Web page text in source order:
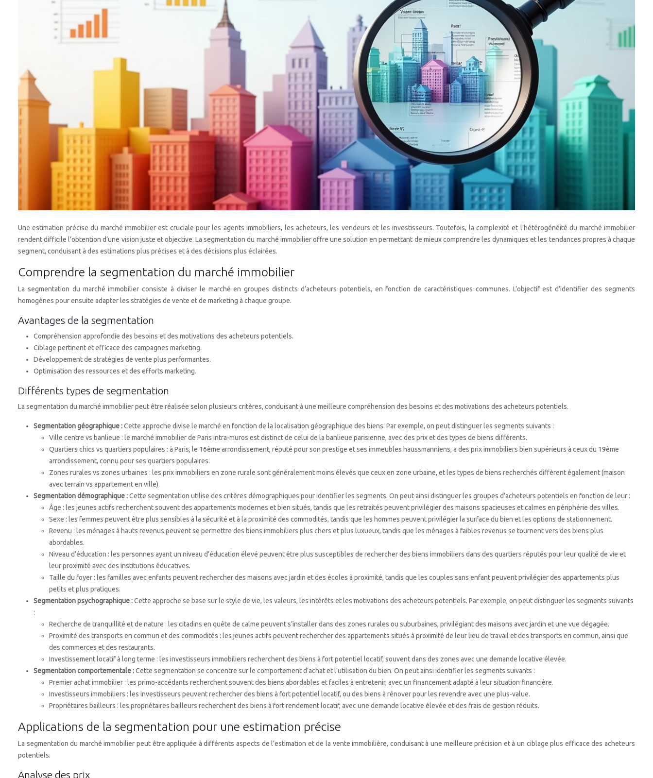
Une estimation précise du marché immobilier est cruciale pour les agents immobiliers, les acheteurs, les vendeurs et les investisseurs. Toutefois, la complexité et l’hétérogénéité du marché immobilier
rendent difficile l’obtention d’une vision juste et objective. La segmentation du marché immobilier offre une solution en permettant de mieux comprendre les dynamiques et les tendances propres à chaque
segment, conduisant à des estimations plus précises et à des décisions plus éclairées.
Comprendre la segmentation du marché immobilier
La segmentation du marché immobilier consiste à diviser le marché en groupes distincts d’acheteurs potentiels, en fonction de caractéristiques communes. L’objectif est d’identifier des segments
homogènes pour ensuite adapter les stratégies de vente et de marketing à chaque groupe.
Avantages de la segmentation
Compréhension approfondie des besoins et des motivations des acheteurs potentiels.
Ciblage pertinent et efficace des campagnes marketing.
Développement de stratégies de vente plus performantes.
Optimisation des ressources et des efforts marketing.
Différents types de segmentation
La segmentation du marché immobilier peut être réalisée selon plusieurs critères, conduisant à une meilleure compréhension des besoins et des motivations des acheteurs potentiels.
Segmentation géographique :Cette approche divise le marché en fonction de la localisation géographique des biens. Par exemple, on peut distinguer les segments suivants :
Ville centre vs banlieue : le marché immobilier de Paris intra-muros est distinct de celui de la banlieue parisienne, avec des prix et des types de biens différents.
Quartiers chics vs quartiers populaires : à Paris, le 16ème arrondissement, réputé pour son prestige et ses immeubles haussmanniens, a des prix immobiliers bien supérieurs à ceux du 19ème
arrondissement, connu pour ses quartiers populaires.
Zones rurales vs zones urbaines : les prix immobiliers en zone rurale sont généralement moins élevés que ceux en zone urbaine, et les types de biens recherchés diffèrent également (maison
avec terrain vs appartement en ville).
Segmentation démographique :Cette segmentation utilise des critères démographiques pour identifier les segments. On peut ainsi distinguer les groupes d’acheteurs potentiels en fonction de leur :
Âge : les jeunes actifs recherchent souvent des appartements modernes et bien situés, tandis que les retraités peuvent privilégier des maisons spacieuses et calmes en périphérie des villes.
Sexe : les femmes peuvent être plus sensibles à la sécurité et à la proximité des commodités, tandis que les hommes peuvent privilégier la surface du bien et les options de stationnement.
Revenu : les ménages à hauts revenus peuvent se permettre des biens immobiliers plus chers et plus luxueux, tandis que les ménages à faibles revenus se tournent vers des biens plus
abordables.
Niveau d’éducation : les personnes ayant un niveau d’éducation élevé peuvent être plus susceptibles de rechercher des biens immobiliers dans des quartiers réputés pour leur qualité de vie et
leur proximité avec des institutions éducatives.
Taille du foyer : les familles avec enfants peuvent rechercher des maisons avec jardin et des écoles à proximité, tandis que les couples sans enfant peuvent privilégier des appartements plus
petits et plus pratiques.
Segmentation psychographique :Cette approche se base sur le style de vie, les valeurs, les intérêts et les motivations des acheteurs potentiels. Par exemple, on peut distinguer les segments suivants
:
Recherche de tranquillité et de nature : les citadins en quête de calme peuvent s’installer dans des zones rurales ou suburbaines, privilégiant des maisons avec jardin et une vue dégagée.
Proximité des transports en commun et des commodités : les jeunes actifs peuvent rechercher des appartements situés à proximité de leur lieu de travail et des transports en commun, ainsi que
des commerces et des restaurants.
Investissement locatif à long terme : les investisseurs immobiliers recherchent des biens à fort potentiel locatif, souvent dans des zones avec une demande locative élevée.
Segmentation comportementale :Cette segmentation se concentre sur le comportement d’achat et l’utilisation du bien. On peut ainsi identifier les segments suivants :
Premier achat immobilier : les primo-accédants recherchent souvent des biens abordables et faciles à entretenir, avec un financement adapté à leur situation financière.
Investisseurs immobiliers : les investisseurs peuvent rechercher des biens à fort potentiel locatif, ou des biens à rénover pour les revendre avec une plus-value.
Propriétaires bailleurs : les propriétaires bailleurs recherchent des biens à fort rendement locatif, avec une demande locative élevée et des frais de gestion réduits.
Applications de la segmentation pour une estimation précise
La segmentation du marché immobilier peut être appliquée à différents aspects de l’estimation et de la vente immobilière, conduisant à une meilleure précision et à un ciblage plus efficace des acheteurs
potentiels.
Analyse des prix